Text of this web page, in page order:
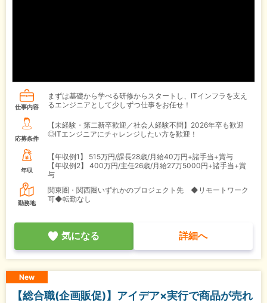
仕事内容
まずは基礎から学べる研修からスタートし、ITインフラを支え
るエンジニアとして少しずつ仕事をお任せ！
応募条件
【未経験・第二新卒歓迎／社会人経験不問】2026年卒も歓迎
◎ITエンジニアにチャレンジしたい方を歓迎！
年収
【年収例1】
515万円/課長28歳/月給40万円+諸手当+賞与
【年収例2】
400万円/主任26歳/月給27万5000円+諸手当+賞
与
勤務地
関東圏・関西圏いずれかのプロジェクト先 ◆リモートワーク
可◆転勤なし
気になる 詳細へ
New
【総合職(企画販促)】アイデア×実行で商品が売れ